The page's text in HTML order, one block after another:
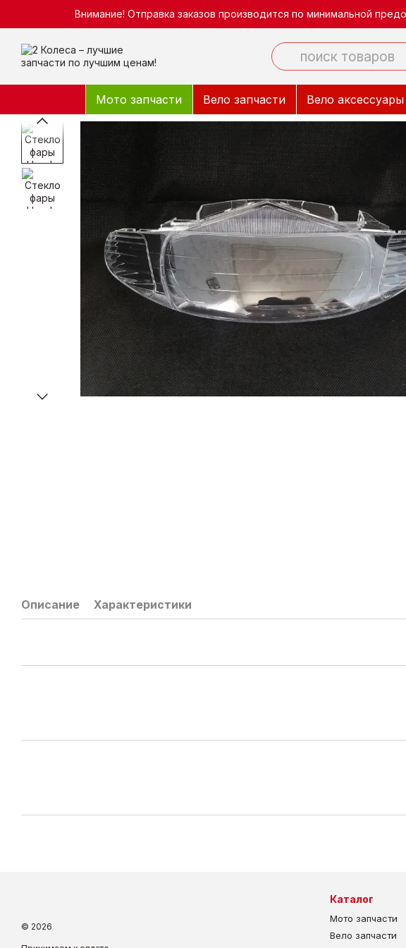
Перейти к основному контенту
Внимание! Отправка заказов производится по минимальной
Мото запчасти Вело запчасти Вело аксессуары
Описание Характеристики
© 2026
Каталог
Мото запчасти
Вело запчасти